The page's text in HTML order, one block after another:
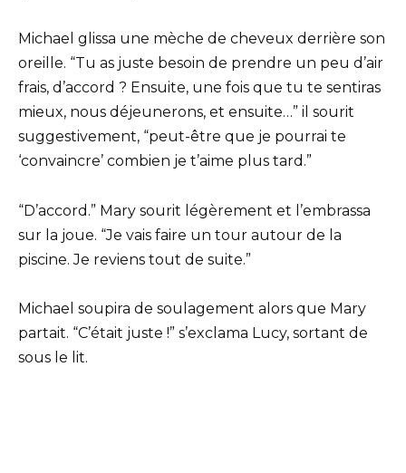
Michael glissa une mèche de cheveux derrière son
oreille. “Tu as juste besoin de prendre un peu d’air
frais, d’accord ? Ensuite, une fois que tu te sentiras
mieux, nous déjeunerons, et ensuite…” il sourit
suggestivement, “peut-être que je pourrai te
‘convaincre’ combien je t’aime plus tard.”
“D’accord.” Mary sourit légèrement et l’embrassa
sur la joue. “Je vais faire un tour autour de la
piscine. Je reviens tout de suite.”
Michael soupira de soulagement alors que Mary
partait. “C’était juste !” s’exclama Lucy, sortant de
sous le lit.